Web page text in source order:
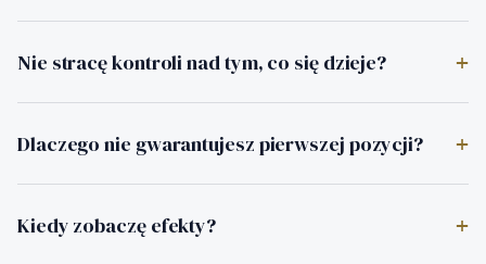
Nie stracę kontroli nad tym, co się dzieje? +
Dlaczego nie gwarantujesz pierwszej pozycji? +
Kiedy zobaczę efekty? +